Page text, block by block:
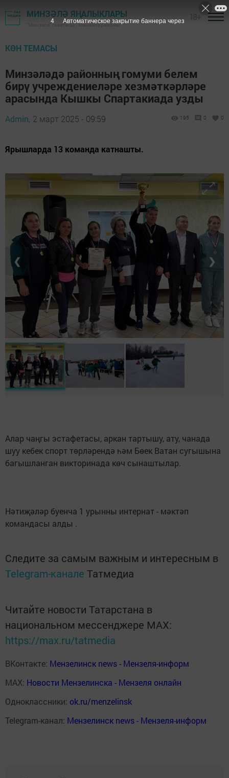
МИНЗӘЛӘ ЯҢАЛЫКЛАРЫ
"Минзәлә" газетасы - Минзәлә районы
КӨН ТЕМАСЫ
Минзәләдә районның гомуми белем
бирү учреждениеләре хезмәткәрләре
арасында Кышкы Спартакиада узды
Admin, 2 март 2025 - 09:59 195 0 0
Ярышларда 13 команда катнашты.
❮ ❯
Алар чаңгы эстафетасы, аркан тартышу, ату, чанада
шуу кебек спорт төрләрендә һәм Бөек Ватан сугышына
багышланган викторинада көч сынаштылар.
Нәтиҗәләр буенча 1 урынны интернат - мәктәп
командасы алды .
Следите за самым важным и интересным в
Telegram-канале Татмедиа
Читайте новости Татарстана в
национальном мессенджере MАХ:
https://max.ru/tatmedia
ВКонтакте: Мензелинск news - Мензеля-информ
MAX: Новости Мензелинска - Мензеля онлайн
Одноклассники: ok.ru/menzelinsk
Telegram-канал: Мензелинск news - Мензеля-информ
3 Автоматическое закрытие баннера через